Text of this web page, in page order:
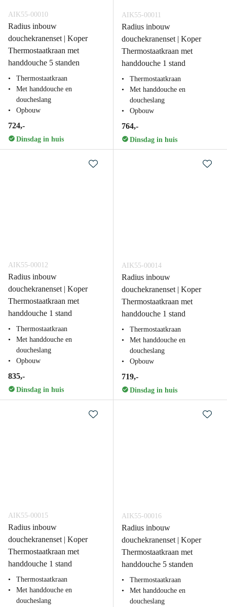
AIK55-00010
Radius inbouw
douchekranenset | Koper
Thermostaatkraan met
handdouche 5 standen
Thermostaatkraan
Met handdouche en
doucheslang
Opbouw
724,-
Dinsdag in huis
AIK55-00011
Radius inbouw
douchekranenset | Koper
Thermostaatkraan met
handdouche 1 stand
Thermostaatkraan
Met handdouche en
doucheslang
Opbouw
764,-
Dinsdag in huis
AIK55-00012
Radius inbouw
douchekranenset | Koper
Thermostaatkraan met
handdouche 1 stand
Thermostaatkraan
Met handdouche en
doucheslang
Opbouw
835,-
Dinsdag in huis
AIK55-00014
Radius inbouw
douchekranenset | Koper
Thermostaatkraan met
handdouche 1 stand
Thermostaatkraan
Met handdouche en
doucheslang
Opbouw
719,-
Dinsdag in huis
AIK55-00015
Radius inbouw
douchekranenset | Koper
Thermostaatkraan met
handdouche 1 stand
Thermostaatkraan
Met handdouche en
doucheslang
AIK55-00016
Radius inbouw
douchekranenset | Koper
Thermostaatkraan met
handdouche 5 standen
Thermostaatkraan
Met handdouche en
doucheslang